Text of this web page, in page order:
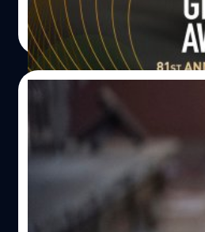
ประภาส อยู่เย็น | 970 days ago
Read More
Aaron Paul ไม่ได้รับส่ว
‘Breaking Bad’ บน
แอรอน พอล (Aaron Paul) เผย เ
Netflix ที่เอาซีรีส์ 'Breaking
เหรียญเดียว